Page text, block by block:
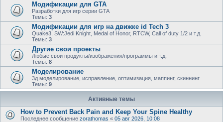
Модификации для GTA
Разработки для игр серии GTA
Темы: 3
Модификации для игр на движке id Tech 3
Quake3, SW:Jedi Knight, Medal of Honor, RTCW, Call of duty 1/2 и т.д.
Темы: 3
Другие свои проекты
Любые свои продукты/изображения/программы и т.д.
Темы: 8
Моделирование
3д моделирование, исправление, оптимизация, маппинг, скиннинг
Темы: 9
Активные темы
How to Prevent Back Pain and Keep Your Spine Healthy
Последнее сообщение zorathomas « 05 авг 2026, 10:08